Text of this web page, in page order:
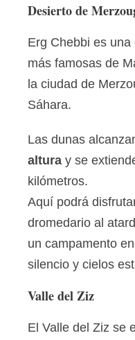
Desierto de
Erg Chebbi es
más famosas de
la ciudad de
Sáhara.
Las dunas
altura y se
kilómetros.
Aquí podrá
dromedario al
un campamento
silencio y cielos
Valle del Ziz
El Valle del Ziz se